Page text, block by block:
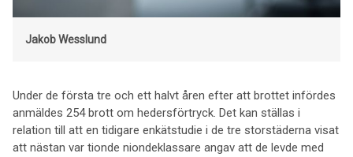
Jakob Wesslund
Under de första tre och ett halvt åren efter att brottet infördes
anmäldes 254 brott om hedersförtryck. Det kan ställas i
relation till att en tidigare enkätstudie i de tre storstäderna visat
att nästan var tionde niondeklassare angav att de levde med